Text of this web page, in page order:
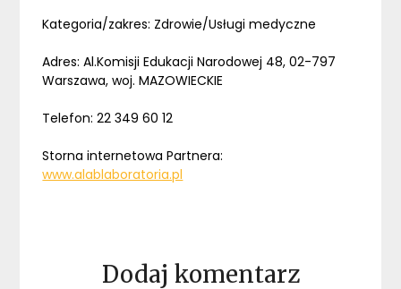
Kategoria/zakres: Zdrowie/Usługi medyczne
Adres: Al.Komisji Edukacji Narodowej 48, 02-797
Warszawa, woj. MAZOWIECKIE
Telefon: 22 349 60 12
Storna internetowa Partnera:
www.alablaboratoria.pl
Dodaj komentarz